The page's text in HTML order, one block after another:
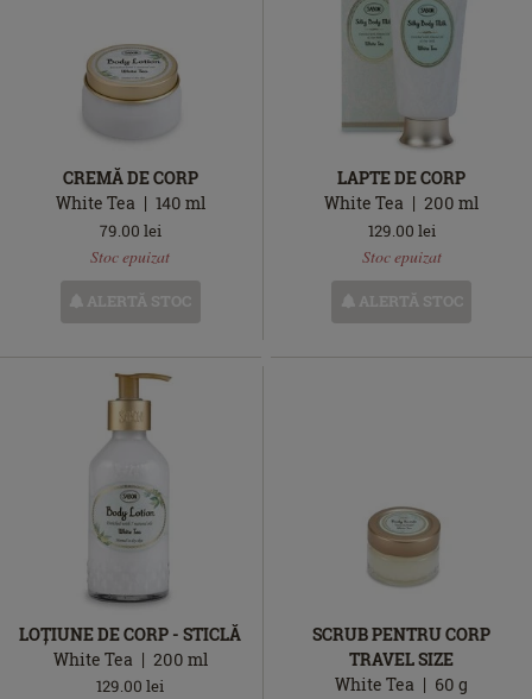
CREMĂ DE CORP
White Tea
140 ml
79.00 lei
Stoc epuizat
ALERTĂ STOC
LAPTE DE CORP
White Tea
200ml
129.00 lei
Stoc epuizat
ALERTĂ STOC
LOȚIUNE DE CORP - STICLĂ
White Tea
200 ml
129.00 lei
SCRUB PENTRU CORP
TRAVEL SIZE
White Tea
60g